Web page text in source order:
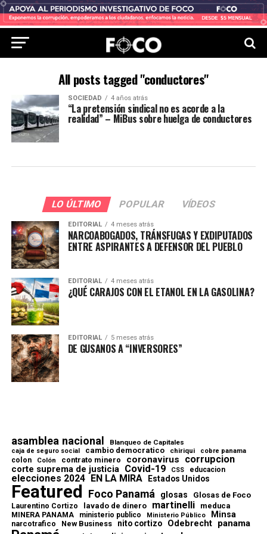
All posts tagged "conductores"
SOCIEDAD 4 años atrás
“La pretensión sindical no es acorde a la
realidad” – MiBus sobre huelga de conductores
LO ÚLTIMO POPULAR VÍDEOS
EDITORIAL 4 meses atrás
NARCOABOGADOS, TRÁNSFUGAS Y EXDIPUTADOS
ENTRE ASPIRANTES A DEFENSOR DEL PUEBLO
EDITORIAL 4 meses atrás
¿QUÉ CARAJOS CON EL ETANOL EN LA GASOLINA?
EDITORIAL 5 meses atrás
DE GUSANOS A “INVERSORES”
asamblea nacional Blanqueo de Capitales
caja de seguro social cambio democratico chiriqui cobre panama
colon Colón contrato minero coronavirus corrupcion
corte suprema de justicia Covid-19 CSS educacion
elecciones 2024 EN LA MIRA Estados Unidos
Featured Foco Panamá glosas Glosas de Foco
Laurentino Cortizo lavado de dinero martinelli meduca
MINERA PANAMA ministerio publico Ministerio Público Minsa
narcotrafico New Business nito cortizo Odebrecht panama